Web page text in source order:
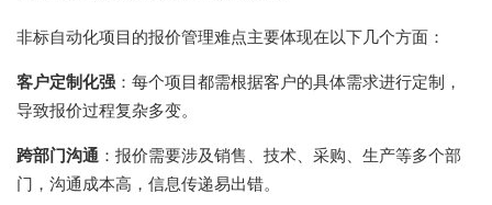
非标自动化项目的报价管理难点主要体现在以下几个方面：
客户定制化强 ：每个项目都需根据客户的具体需求进行定制，
导致报价过程复杂多变。
跨部门沟通 ：报价需要涉及销售、技术、采购、生产等多个部
门，沟通成本高，信息传递易出错。